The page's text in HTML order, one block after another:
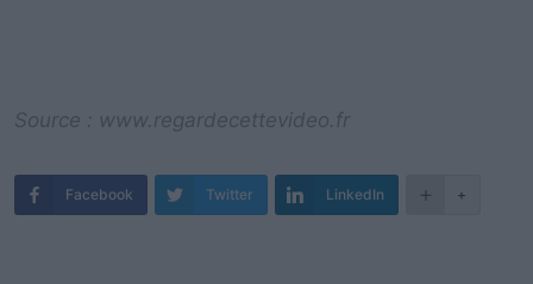
Source : www.regardecettevideo.fr
Facebook Twitter LinkedIn +